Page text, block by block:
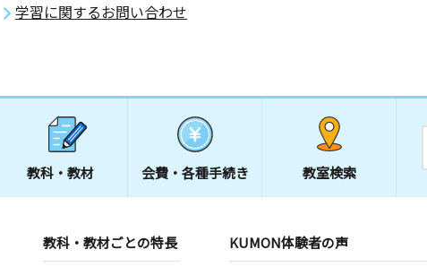
学習に関するお問い合わせ
教科・教材 会費・ 各種手続き 教室検索
教科・教材ごとの特長 KUMON体験者の声